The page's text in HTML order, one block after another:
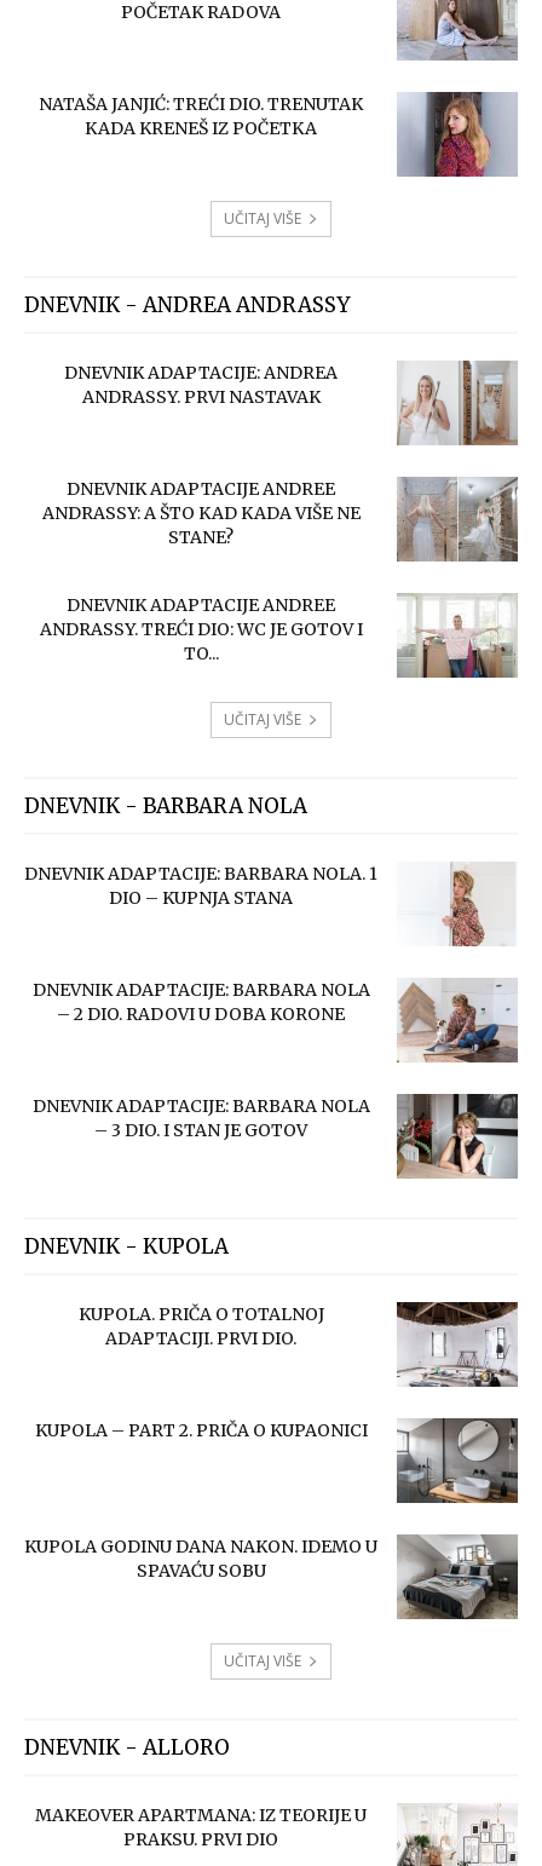
POČETAK RADOVA
NATAŠA JANJIĆ: TREĆI DIO. TRENUTAK
KADA KRENEŠ IZ POČETKA
UČITAJ VIŠE
DNEVNIK - ANDREA ANDRASSY
DNEVNIK ADAPTACIJE: ANDREA
ANDRASSY. PRVI NASTAVAK
DNEVNIK ADAPTACIJE ANDREE
ANDRASSY: A ŠTO KAD KADA VIŠE NE
STANE?
DNEVNIK ADAPTACIJE ANDREE
ANDRASSY. TREĆI DIO: WC JE GOTOV I
TO...
UČITAJ VIŠE
DNEVNIK - BARBARA NOLA
DNEVNIK ADAPTACIJE: BARBARA NOLA. 1
DIO – KUPNJA STANA
DNEVNIK ADAPTACIJE: BARBARA NOLA
– 2 DIO. RADOVI U DOBA KORONE
DNEVNIK ADAPTACIJE: BARBARA NOLA
– 3 DIO. I STAN JE GOTOV
DNEVNIK - KUPOLA
KUPOLA. PRIČA O TOTALNOJ
ADAPTACIJI. PRVI DIO.
KUPOLA – PART 2. PRIČA O KUPAONICI
KUPOLA GODINU DANA NAKON. IDEMO U
SPAVAĆU SOBU
UČITAJ VIŠE
DNEVNIK - ALLORO
MAKEOVER APARTMANA: IZ TEORIJE U
PRAKSU. PRVI DIO